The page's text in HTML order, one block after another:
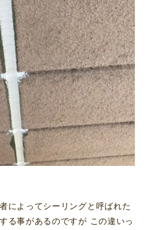
によってシーリングと呼ばれた
る事があるのですが この違いっ